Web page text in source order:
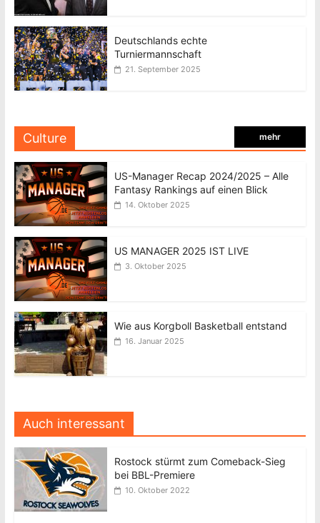
Deutschlands echte
Turniermannschaft
21. September 2025
Culture mehr
US-Manager Recap 2024/2025 – Alle
Fantasy Rankings auf einen Blick
14. Oktober 2025
US MANAGER 2025 IST LIVE
3. Oktober 2025
Wie aus Korgboll Basketball entstand
16. Januar 2025
Auch interessant
Rostock stürmt zum Comeback-Sieg
bei BBL-Premiere
10. Oktober 2022